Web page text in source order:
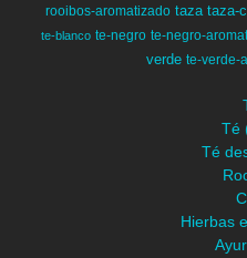
rooibos-aromatizado taza taza-
te-blanco te-negro te-negro-
verde te-verde-
Té
Té
Hierbas